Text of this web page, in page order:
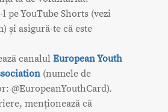
pe YouTube Shorts (vezi
și asigură-te că este
canalulEuropean Youth
(numele de
@EuropeanYouthCard).
menționează că